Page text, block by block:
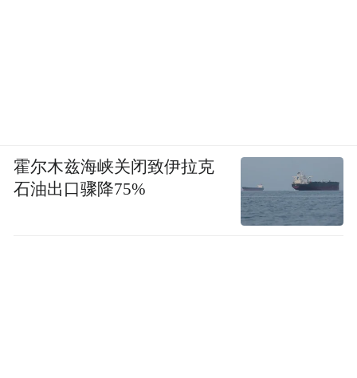
霍尔木兹海峡关闭致伊拉克
石油出口骤降75%